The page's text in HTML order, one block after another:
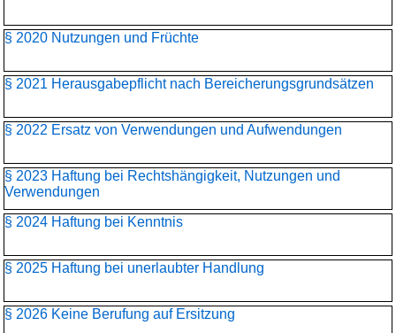
§ 2020 Nutzungen und Früchte
§ 2021 Herausgabepflicht nach Bereicherungsgrundsätzen
§ 2022 Ersatz von Verwendungen und Aufwendungen
§ 2023 Haftung bei Rechtshängigkeit, Nutzungen und
Verwendungen
§ 2024 Haftung bei Kenntnis
§ 2025 Haftung bei unerlaubter Handlung
§ 2026 Keine Berufung auf Ersitzung